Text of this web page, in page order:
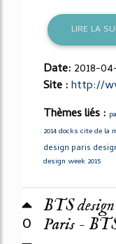
LIRE LA
Date: 2018-
Site :http://
Thèmes liés :
2014 docks cite de la
design paris
design week 2015
0
BTS
Paris - BTS